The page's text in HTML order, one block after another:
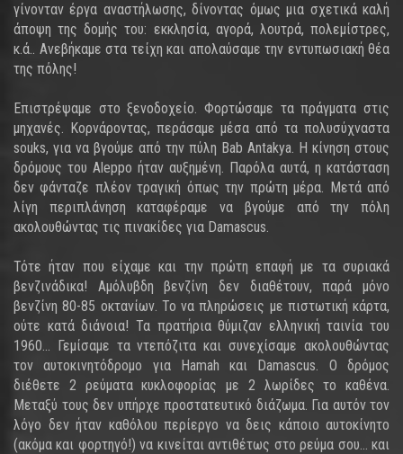
γίνονταν έργα αναστήλωσης, δίνοντας όμως μια σχετικά καλή
άποψη της δομής του: εκκλησία, αγορά, λουτρά, πολεμίστρες,
κ.ά.. Ανεβήκαμε στα τείχη και απολαύσαμε την εντυπωσιακή θέα
της πόλης!
Επιστρέψαμε στο ξενοδοχείο. Φορτώσαμε τα πράγματα στις
μηχανές. Κορνάροντας, περάσαμε μέσα από τα πολυσύχναστα
souks, για να βγούμε από την πύλη Bab Antakya. Η κίνηση στους
δρόμους του Aleppo ήταν αυξημένη. Παρόλα αυτά, η κατάσταση
δεν φάνταζε πλέον τραγική όπως την πρώτη μέρα. Μετά από
λίγη περιπλάνηση καταφέραμε να βγούμε από την πόλη
ακολουθώντας τις πινακίδες για Damascus.
Τότε ήταν που είχαμε και την πρώτη επαφή με τα συριακά
βενζινάδικα! Αμόλυβδη βενζίνη δεν διαθέτουν, παρά μόνο
βενζίνη 80-85 οκτανίων. Το να πληρώσεις με πιστωτική κάρτα,
ούτε κατά διάνοια! Τα πρατήρια θύμιζαν ελληνική ταινία του
1960... Γεμίσαμε τα ντεπόζιτα και συνεχίσαμε ακολουθώντας
τον αυτοκινητόδρομο για Hamah και Damascus. Ο δρόμος
διέθετε 2 ρεύματα κυκλοφορίας με 2 λωρίδες το καθένα.
Μεταξύ τους δεν υπήρχε προστατευτικό διάζωμα. Για αυτόν τον
λόγο δεν ήταν καθόλου περίεργο να δεις κάποιο αυτοκίνητο
(ακόμα και φορτηγό!) να κινείται αντιθέτως στο ρεύμα σου... και